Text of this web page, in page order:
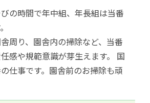
の時間で年中組、年長組は当番
周り、園舎内の掃除など、当番
感や規範意識が芽生えます。 国
仕事です。園舎前のお掃除も頑